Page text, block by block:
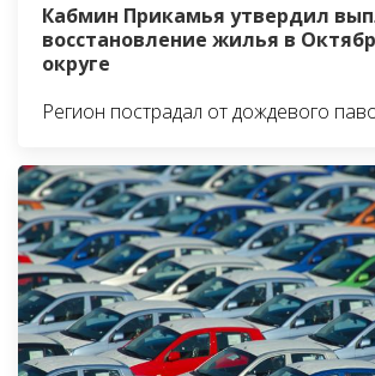
Кабмин Прикамья утвердил
восстановление жилья в
округе
Регион пострадал от дождевого